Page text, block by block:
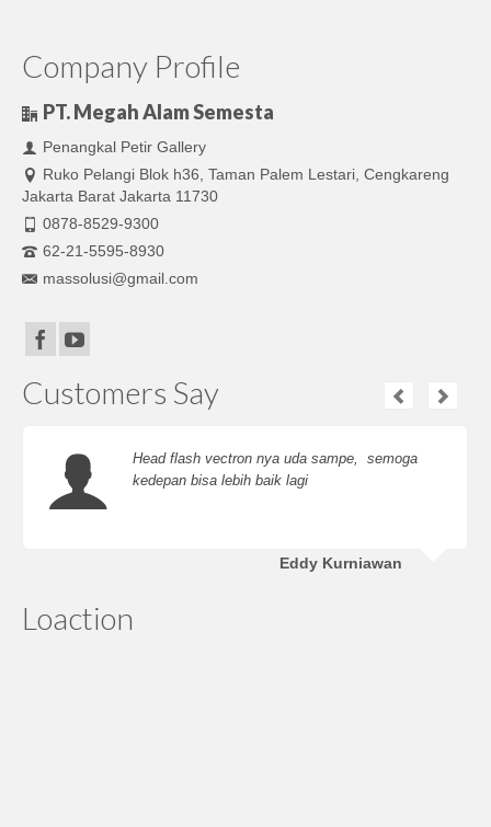
Company Profile
PT. Megah Alam Semesta
Penangkal Petir Gallery
Ruko Pelangi Blok h36, Taman Palem Lestari, Cengkareng
Jakarta Barat Jakarta 11730
0878-8529-9300
62-21-5595-8930
massolusi@gmail.com
Customers Say
Head flash vectron nya uda sampe, semoga
kedepan bisa lebih baik lagi
Eddy Kurniawan
Loaction